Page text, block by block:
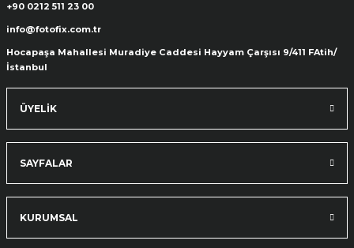
+90 0212 511 23 00
info@fotofix.com.tr
Hocapaşa Mahallesi Muradiye Caddesi Hayyam Çarşısı 9/411 FAtih/
İstanbul
ÜYELİK
SAYFALAR
KURUMSAL